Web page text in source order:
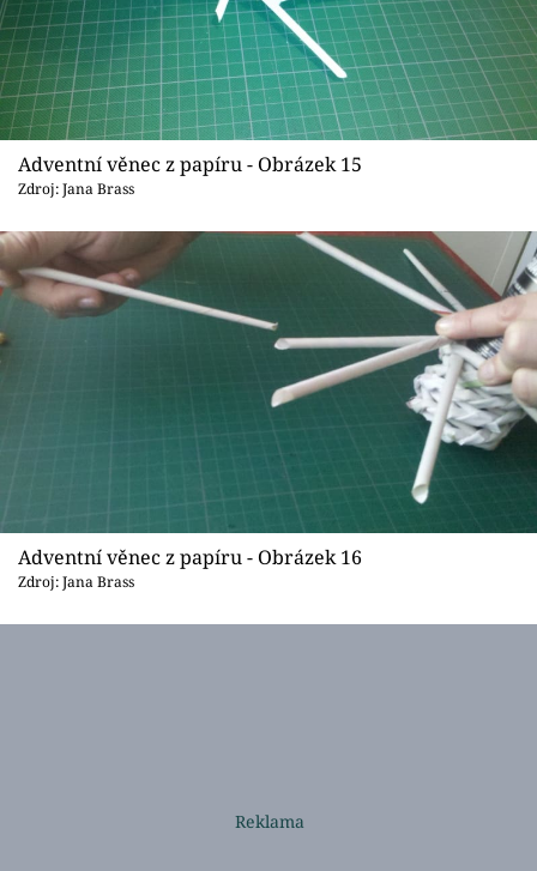
Adventní věnec z papíru - Obrázek 15
Zdroj: Jana Brass
Adventní věnec z papíru - Obrázek 16
Zdroj: Jana Brass